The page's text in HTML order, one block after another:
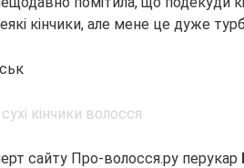
кінчики, але мене це дуже
сайту Про-волосся.ру перукар